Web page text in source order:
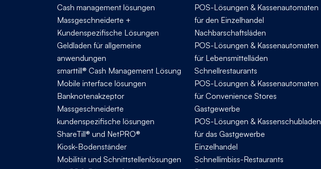
Cash management lösungen
Massgeschneiderte +
Kundenspezifische Lösungen
Geldladen für allgemeine
anwendungen
smarttill® Cash Management Lösung
Mobile interface lösungen
Banknotenakzeptor
Massgeschneiderte
kundenspezifische lösungen
ShareTill® und NetPRO®
Kiosk-Bodenständer
Mobilität und Schnittstellenlösungen
POS-Lösungen & Kassenautomaten
für den Einzelhandel
Nachbarschaftsläden
POS-Lösungen & Kassenautomaten
für Lebensmittelläden
Schnellrestaurants
POS-Lösungen & Kassenautomaten
für Convenience Stores
Gastgewerbe
POS-Lösungen & Kassenschubladen
für das Gastgewerbe
Einzelhandel
Schnellimbiss-Restaurants